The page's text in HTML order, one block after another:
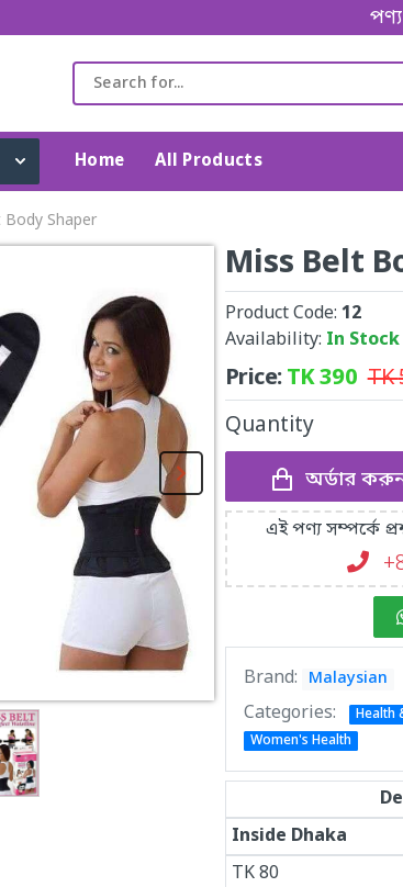
পণ্য বুঝে
Home All Products
Shaper
Miss Belt
Product Code: 12
Availability: In Stock
Price:TK390 TK
Quantity
অর্ডার
এই পণ্য সম্পর্কে
Brand: Malaysian
Categories: Health
Women's Health
Inside Dhaka
TK80